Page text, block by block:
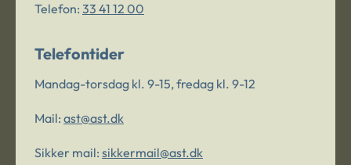
Telefon: 33 41 12 00
Telefontider
Mandag-torsdag kl. 9-15, fredag kl. 9-12
Mail: ast@ast.dk
Sikker mail: sikkermail@ast.dk